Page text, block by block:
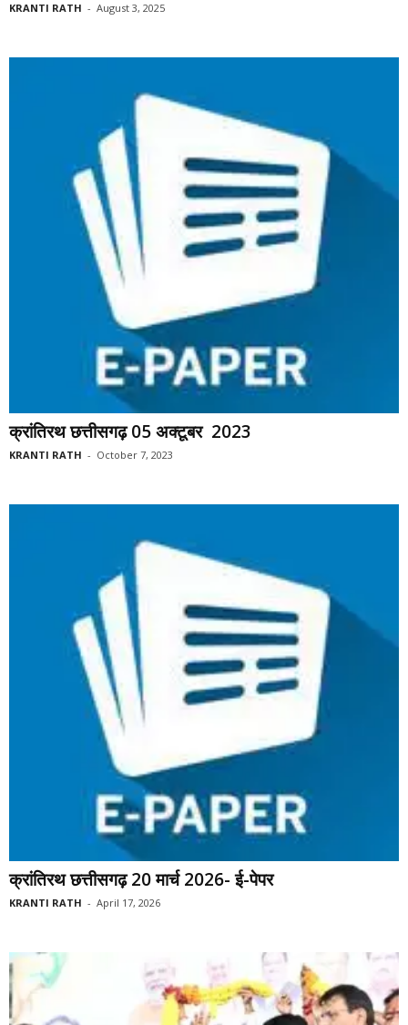
KRANTI RATH - August 3, 2025
क्रांतिरथ छत्तीसगढ़ 05 अक्टूबर 2023
KRANTI RATH - October 7, 2023
क्रांतिरथ छत्तीसगढ़ 20 मार्च 2026- ई-पेपर
KRANTI RATH - April 17, 2026